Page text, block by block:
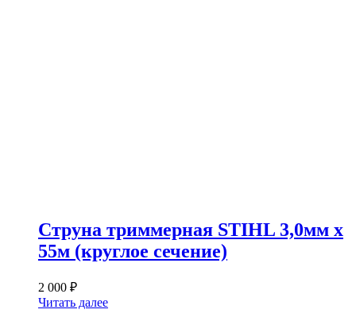
Струна триммерная STIHL 3,0мм х
55м (круглое сечение)
2 000 ₽
Читать далее